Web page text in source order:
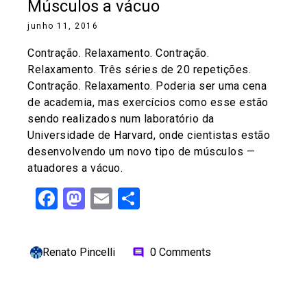
Músculos a vácuo
junho 11, 2016
Contração. Relaxamento. Contração.
Relaxamento. Três séries de 20 repetições.
Contração. Relaxamento. Poderia ser uma cena
de academia, mas exercícios como esse estão
sendo realizados num laboratório da
Universidade de Harvard, onde cientistas estão
desenvolvendo um novo tipo de músculos —
atuadores a vácuo.
Facebook
Mastodon
Email
Renato Pincelli comment 0 Comments